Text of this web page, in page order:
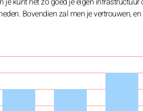
Bovendien zal men je vertrouwen,